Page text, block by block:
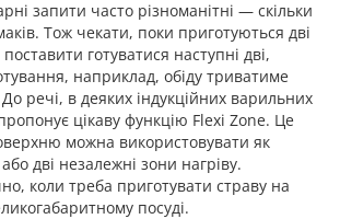
запити часто різноманітні — скільки
Тож чекати, поки приготуються дві
готуватися наступні дві,
наприклад, обіду триватиме
речі, в деяких індукційних варильних
цікаву функцію Flexi Zone. Це
можна використовувати як
дві незалежні зони нагріву.
коли треба приготувати страву на
посуді.